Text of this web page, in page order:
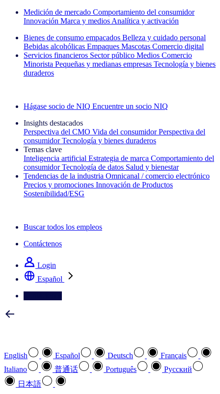
Medición de mercado Comportamiento del consumidor
Innovación Marca y medios Analítica y activación
Bienes de consumo empacados Belleza y cuidado personal
Bebidas alcohólicas Empaques Mascotas Comercio digital
Servicios financieros Sector público Medios Comercio
Minorista Pequeñas y medianas empresas Tecnología y bienes
duraderos
Hágase socio de NIQ Encuentre un socio NIQ
Insights destacados
Perspectiva del CMO Vida del consumidor Perspectiva del
consumidor Tecnología y bienes duraderos
Temas clave
Inteligencia artificial Estrategia de marca Comportamiento del
consumidor Tecnología de datos Salud y bienestar
Tendencias de la industria Omnicanal / comercio electrónico
Precios y promociones Innovación de Productos
Sostenibilidad/ESG
Buscar todos los empleos
Contáctenos
Login
Español
English Español Deutsch
Français
Italiano
普通话 Português
Pусский
日本語